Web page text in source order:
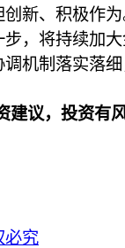
新、积极作
，将持续加大
机制落实落
建议，投资有
必究